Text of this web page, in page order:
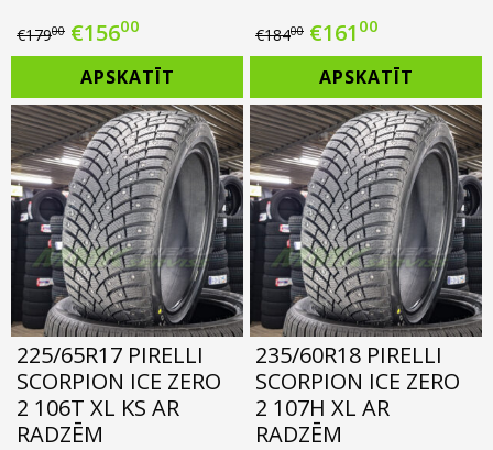
€17900 Original
price
was:
€179.00.
€15600
price
is:
€156.00.
APSKATĪT
€18400 Original
price
was:
€184.00.
€161 00
price
is:
€161.00.
APSKATĪT
225/65R17 PIRELLI
SCORPION ICE ZERO
2 106T XL KS AR
RADZĒM
235/60R18 PIRELLI
SCORPION ICE ZERO
2 107H XL AR
RADZĒM